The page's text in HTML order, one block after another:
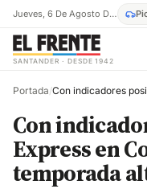
Jueves, 6 De Agosto De 2026
SANTANDER · DESDE 1942
Portada/
Con
Express en
temporada